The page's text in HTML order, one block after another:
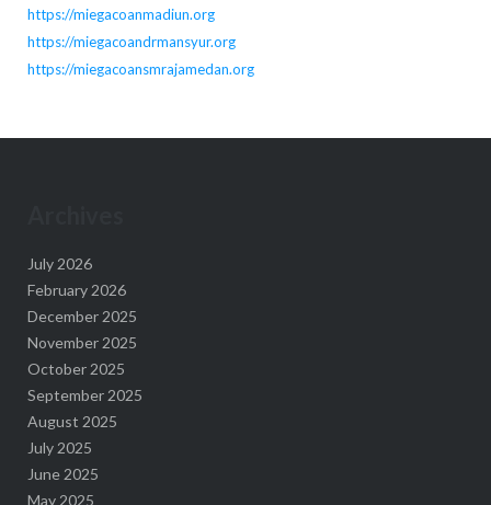
https://miegacoanmadiun.org
https://miegacoandrmansyur.org
https://miegacoansmrajamedan.org
July 2026
February 2026
December 2025
November 2025
October 2025
September 2025
August 2025
July 2025
June 2025
May 2025